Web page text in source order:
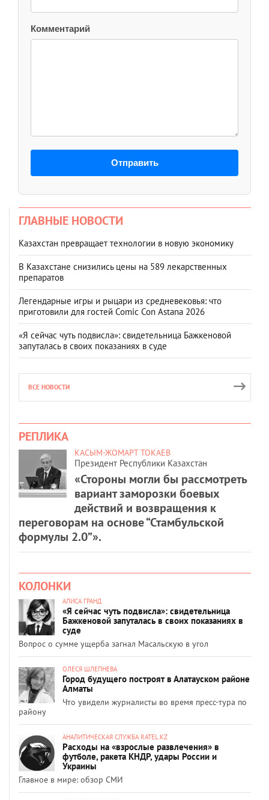
Комментарий
Отправить
ГЛАВНЫЕ НОВОСТИ
Казахстан превращает технологии в новую экономику
В Казахстане снизились цены на 589 лекарственных
препаратов
Легендарные игры и рыцари из средневековья: что
приготовили для гостей Comic Con Astana 2026
«Я сейчас чуть подвисла»: свидетельница Бажкеновой
запуталась в своих показаниях в суде
ВСЕ НОВОСТИ
РЕПЛИКА
КАСЫМ-ЖОМАРТ ТОКАЕВ
Президент Республики Казахстан
«Стороны могли бы рассмотреть
вариант заморозки боевых
действий и возвращения к
переговорам на основе “Стамбульской
формулы 2.0”».
КОЛОНКИ
АЛИСА ГРАНД
«Я сейчас чуть подвисла»: свидетельница
Бажкеновой запуталась в своих показаниях в
суде
Вопрос о сумме ущерба загнал Масальскую в угол
ОЛЕСЯ ШЛЕПНЕВА
Город будущего построят в Алатауском районе
Алматы
Что увидели журналисты во время пресс-тура по
району
АНАЛИТИЧЕСКАЯ СЛУЖБА RATEL.KZ
Расходы на «взрослые развлечения» в
футболе, ракета КНДР, удары России и
Украины
Главное в мире: обзор СМИ